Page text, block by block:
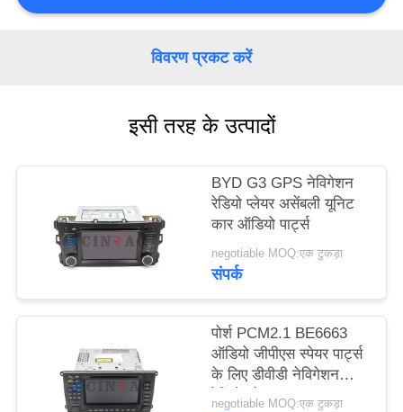
समाचार
विनती
साइटमैप
PRIVACY
POLICY
विवरण प्रकट करें
इसी तरह के उत्पादों
BYD G3 GPS नेविगेशन
रेडियो प्लेयर असेंबली यूनिट
कार ऑडियो पार्ट्स
negotiable MOQ:एक टुकड़ा
संपर्क
पोर्श PCM2.1 BE6663
ऑडियो जीपीएस स्पेयर पार्ट्स
के लिए डीवीडी नेविगेशन
रेडियो प्लेयर
negotiable MOQ:एक टुकड़ा